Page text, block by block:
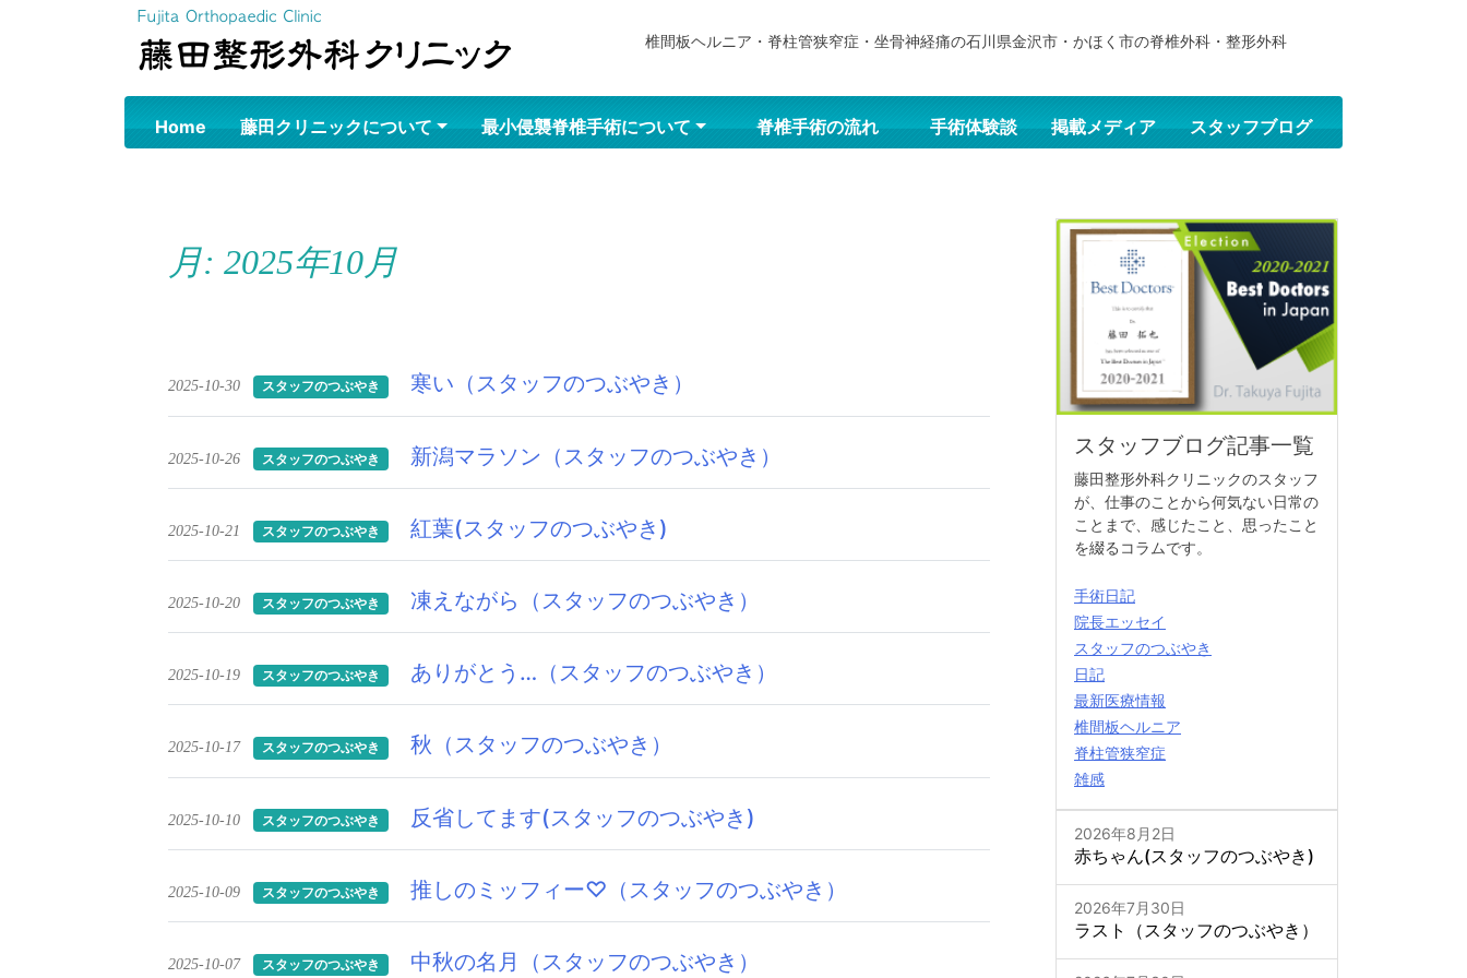
椎間板ヘルニア・脊柱管狭窄症・坐骨神経痛の石川県金沢市・かほく市の脊椎外科・整形外科
Home 藤田クリニックについて 最小侵襲脊椎手術について 脊椎手術の流れ 手術体験談 掲載メディア スタッフブログ
月: 2025年10月
2025-10-30 スタッフのつぶやき 寒い（スタッフのつぶやき）
2025-10-26 スタッフのつぶやき 新潟マラソン（スタッフのつぶやき）
2025-10-21 スタッフのつぶやき 紅葉(スタッフのつぶやき)
2025-10-20 スタッフのつぶやき 凍えながら（スタッフのつぶやき）
2025-10-19 スタッフのつぶやき ありがとう…（スタッフのつぶやき）
2025-10-17 スタッフのつぶやき 秋（スタッフのつぶやき）
2025-10-10 スタッフのつぶやき 反省してます(スタッフのつぶやき)
2025-10-09 スタッフのつぶやき 推しのミッフィー♡（スタッフのつぶやき）
2025-10-07 スタッフのつぶやき 中秋の名月（スタッフのつぶやき）
スタッフブログ記事一覧
藤田整形外科クリニックのスタッフ
が、仕事のことから何気ない日常の
ことまで、感じたこと、思ったこと
を綴るコラムです。
手術日記
院長エッセイ
スタッフのつぶやき
日記
最新医療情報
椎間板ヘルニア
脊柱管狭窄症
雑感
2026年8月2日
赤ちゃん(スタッフのつぶやき)
2026年7月30日
ラスト（スタッフのつぶやき）